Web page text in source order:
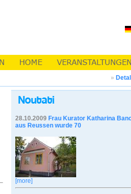
»
28.10.2009 Frau Kurator Katharina
aus Reussen wurde 70
[more]